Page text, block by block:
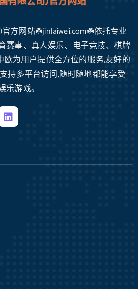
官方网站☘️jinlaiwei.com☘️依托专业
赛事、真人娱乐、电子竞技、棋牌
为用户提供全方位的服务,友好的
持多平台访问,随时随地都能享受
游戏。